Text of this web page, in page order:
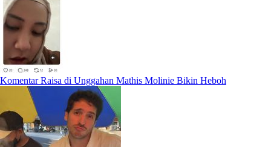
Komentar Raisa di Unggahan Mathis Molinie Bikin Heboh